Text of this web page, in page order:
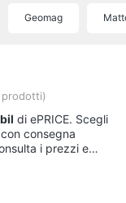
e da
Geomag
prodotti)
di ePRICE. Scegli
consegna
i prezzi e